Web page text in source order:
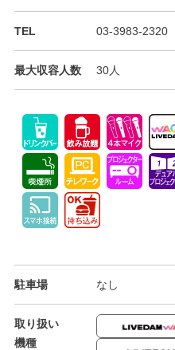
TEL 03-3983-2320
最大収容人数 30人
駐車場 なし
取り扱い
機種